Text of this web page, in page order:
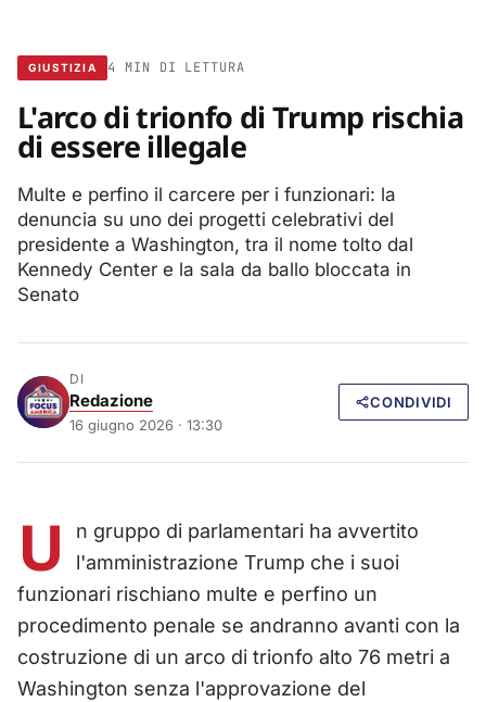
GIUSTIZIA 4 MIN DI LETTURA
L'arco di trionfo di Trump rischia
di essere illegale
Multe e perfino il carcere per i funzionari: la
denuncia su uno dei progetti celebrativi del
presidente a Washington, tra il nome tolto dal
Kennedy Center e la sala da ballo bloccata in
Senato
DI
Redazione
16 giugno 2026 · 13:30
CONDIVIDI
U
n gruppo di parlamentari ha avvertito
l'amministrazione Trump che i suoi
funzionari rischiano multe e perfino un
procedimento penale se andranno avanti con la
costruzione di un arco di trionfo alto 76 metri a
Washington senza l'approvazione del